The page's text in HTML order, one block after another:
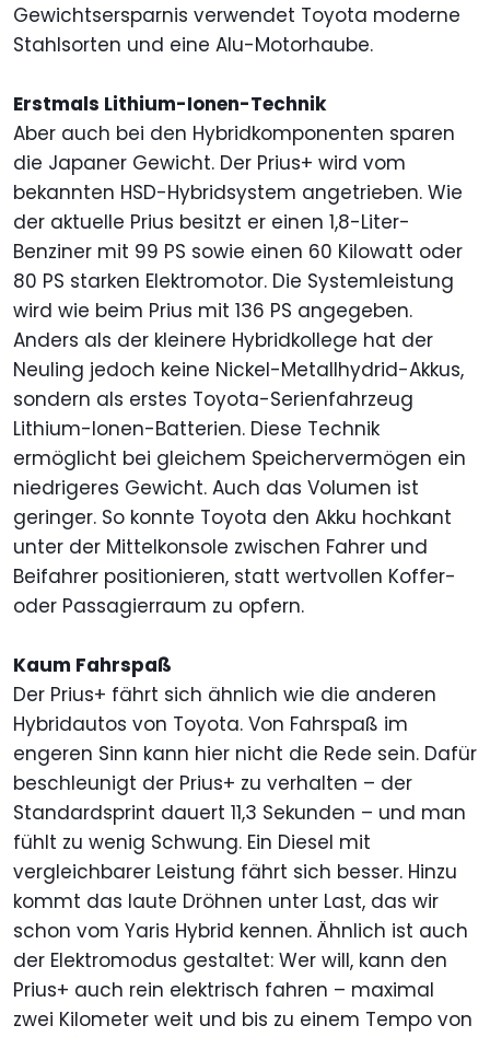
Gewichtsersparnis verwendet Toyota moderne
Stahlsorten und eine Alu-Motorhaube.
Erstmals Lithium-Ionen-Technik
Aber auch bei den Hybridkomponenten sparen
die Japaner Gewicht. Der Prius+ wird vom
bekannten HSD-Hybridsystem angetrieben. Wie
der aktuelle Prius besitzt er einen 1,8-Liter-
Benziner mit 99 PS sowie einen 60 Kilowatt oder
80 PS starken Elektromotor. Die Systemleistung
wird wie beim Prius mit 136 PS angegeben.
Anders als der kleinere Hybridkollege hat der
Neuling jedoch keine Nickel-Metallhydrid-Akkus,
sondern als erstes Toyota-Serienfahrzeug
Lithium-Ionen-Batterien. Diese Technik
ermöglicht bei gleichem Speichervermögen ein
niedrigeres Gewicht. Auch das Volumen ist
geringer. So konnte Toyota den Akku hochkant
unter der Mittelkonsole zwischen Fahrer und
Beifahrer positionieren, statt wertvollen Koffer-
oder Passagierraum zu opfern.
Kaum Fahrspaß
Der Prius+ fährt sich ähnlich wie die anderen
Hybridautos von Toyota. Von Fahrspaß im
engeren Sinn kann hier nicht die Rede sein. Dafür
beschleunigt der Prius+ zu verhalten – der
Standardsprint dauert 11,3 Sekunden – und man
fühlt zu wenig Schwung. Ein Diesel mit
vergleichbarer Leistung fährt sich besser. Hinzu
kommt das laute Dröhnen unter Last, das wir
schon vom Yaris Hybrid kennen. Ähnlich ist auch
der Elektromodus gestaltet: Wer will, kann den
Prius+ auch rein elektrisch fahren – maximal
zwei Kilometer weit und bis zu einem Tempo von